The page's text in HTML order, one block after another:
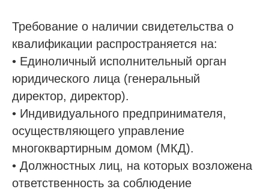
Требование о наличии свидетельства о
квалификации распространяется на:
• Единоличный исполнительный орган
юридического лица (генеральный
директор, директор).
• Индивидуального предпринимателя,
осуществляющего управление
многоквартирным домом (МКД).
• Должностных лиц, на которых возложена
ответственность за соблюдение